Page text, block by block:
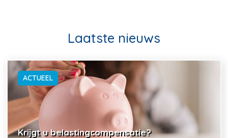
Laatste nieuws
ACTUEEL
Krijgt u belastingcompensatie?